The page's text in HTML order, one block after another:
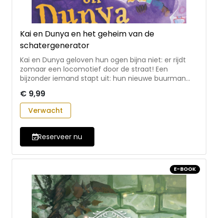
Kai en Dunya en het geheim van de
schatergenerator
Kai en Dunya geloven hun ogen bijna niet: er rijdt
zomaar een locomotief door de straat! Een
bijzonder iemand stapt uit: hun nieuwe buurman
Kai en Dunya de professor helpen met het maken
van een schatergenerator: een machine die ervoor
zorgt dat niemand meer verdrietig is. Dunya ziet dat
Is het wel zo'n goed idee om altijd maar vrolijk te
zijn? - humoristisch en fantasierijk verhaal dat
aanzet tot nadenken - voor ongeveer 8-10 jaar -
AVI-M6
€ 9,99
Verwacht
Reserveer nu
E-BOOK